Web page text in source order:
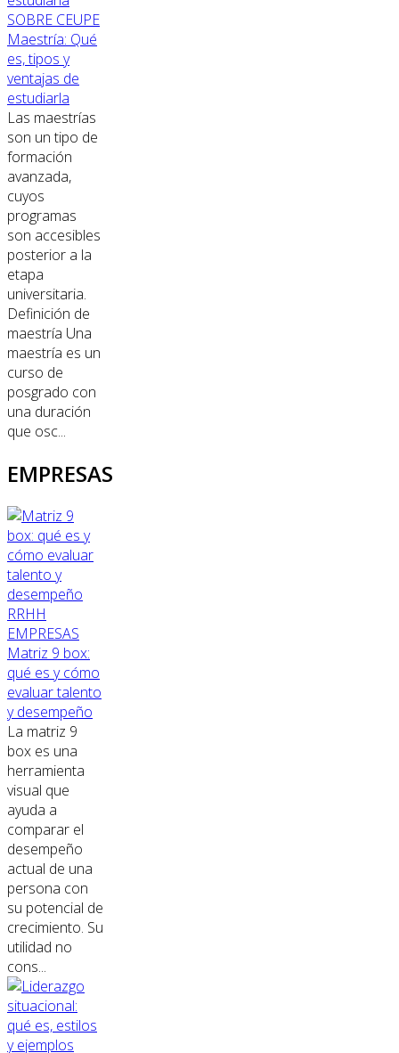
SOBRE CEUPE
Maestría: Qué
es, tipos y
ventajas de
estudiarla
Las maestrías
son un tipo de
formación
avanzada,
cuyos
programas
son accesibles
posterior a la
etapa
universitaria.
Definición de
maestría Una
maestría es un
curso de
posgrado con
una duración
que osc...
EMPRESAS
RRHH
EMPRESAS
Matriz 9 box:
qué es y cómo
evaluar talento
y desempeño
La matriz 9
box es una
herramienta
visual que
ayuda a
comparar el
desempeño
actual de una
persona con
su potencial de
crecimiento. Su
utilidad no
cons...